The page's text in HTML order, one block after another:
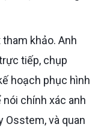
tiếp, chụp
hoạch phục hình
chính xác anh
Osstem, và quan